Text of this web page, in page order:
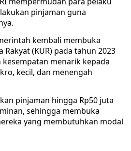
pinjaman guna
kembali membuka
(KUR) pada tahun 2023
menarik kepada
kecil, dan menengah
pinjaman hingga Rp50 juta
sehingga membuka
yang membutuhkan modal